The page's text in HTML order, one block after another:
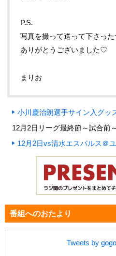
P.S.
写真を撮って送って下さった
ありがとうございました♡
まりお
小川慶治朗選手サイン入グッ
12月2日リーグ最終節～試合前～
12月2日vs清水エスパルス＠
番組へのおたより
Tweets by